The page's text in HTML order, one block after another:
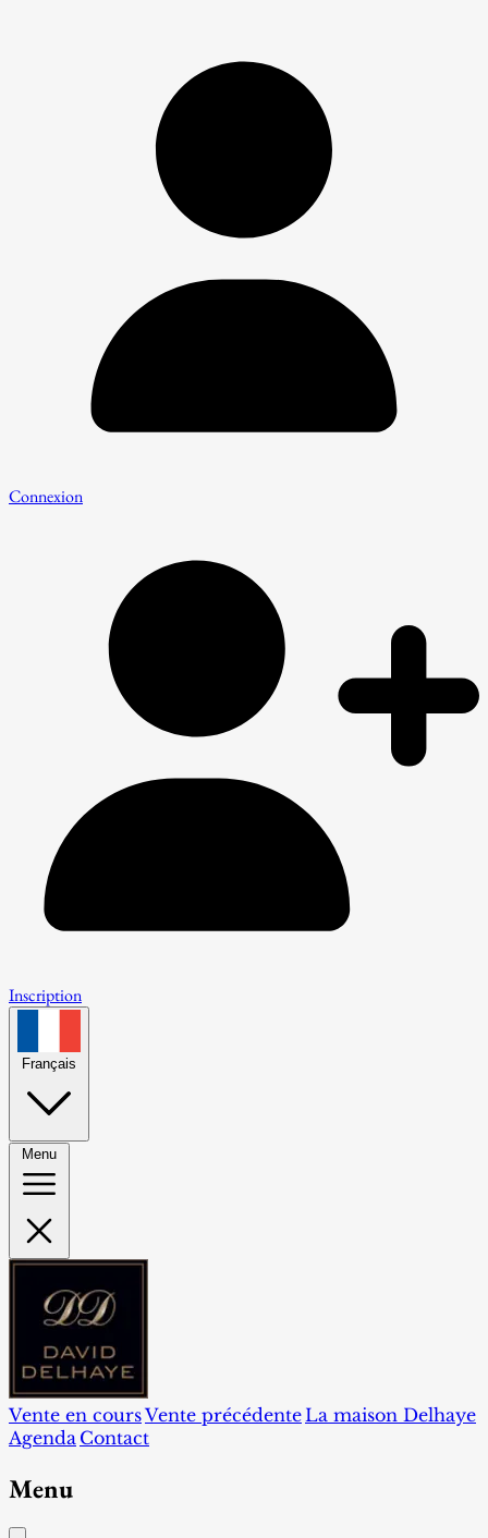
Connexion
Inscription
Français
Menu
Vente en coursVente précédente La maison Delhaye
Agenda Contact
Menu